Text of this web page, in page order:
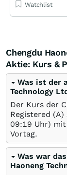
Watchlist
Chengdu
Aktie: Kurs &
Was ist der
Technology
Der Kurs der
Registered
09:19 Uhr)
Vortag.
Was war
Haoneng